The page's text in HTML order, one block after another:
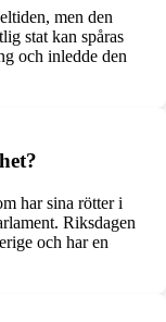
men den
stat kan spåras
och inledde den
har sina rötter i
Riksdagen
och har en